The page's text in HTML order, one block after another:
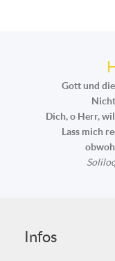
Gott und
Dich, o Herr,
Lass mich
Infos